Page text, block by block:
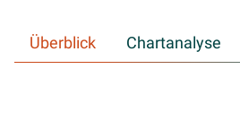
Überblick Chartanalyse